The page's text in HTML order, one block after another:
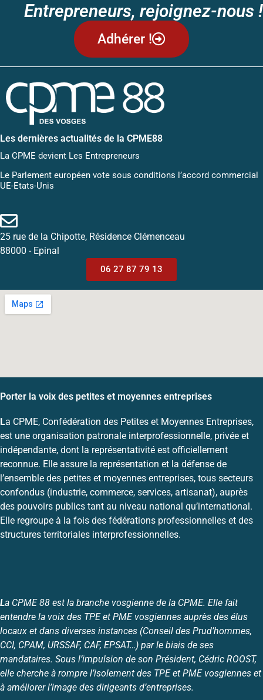
Entrepreneurs, rejoignez-nous !
Adhérer !
Les dernières actualités de la CPME88
La CPME devient Les Entrepreneurs
Le Parlement européen vote sous conditions l’accord commercial
UE-Etats-Unis
25 rue de la Chipotte, Résidence Clémenceau
88000 - Epinal
06 27 87 79 13
Porter la voix des petites et moyennes entreprises
La CPME, Confédération des Petites et Moyennes Entreprises,
est une organisation patronale interprofessionnelle, privée et
indépendante, dont la représentativité est officiellement
reconnue. Elle assure la représentation et la défense de
l’ensemble des petites et moyennes entreprises, tous secteurs
confondus (industrie, commerce, services, artisanat), auprès
des pouvoirs publics tant au niveau national qu’international.
Elle regroupe à la fois des fédérations professionnelles et des
structures territoriales interprofessionnelles.
La CPME 88 est la branche vosgienne de la CPME. Elle fait
entendre la voix des TPE et PME vosgiennes auprès des élus
locaux et dans diverses instances (Conseil des Prud’hommes,
CCI, CPAM, URSSAF, CAF, EPSAT…) par le biais de ses
mandataires. Sous l’impulsion de son Président, Cédric ROOST,
elle cherche à rompre l’isolement des TPE et PME vosgiennes et
à améliorer l’image des dirigeants d’entreprises.